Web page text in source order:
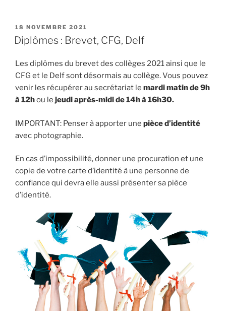
PUBLIÉ
LE
18 NOVEMBRE 2021
Diplômes : Brevet, CFG, Delf
Les diplômes du brevet des collèges 2021 ainsi que le
CFG et le Delf sont désormais au collège. Vous pouvez
venir les récupérer au secrétariat le mardi matin de 9h
à 12hou le jeudi après-midi de 14h à 16h30.
IMPORTANT: Penser à apporter une pièce d’identité
avec photographie.
En cas d’impossibilité, donner une procuration et une
copie de votre carte d’identité à une personne de
confiance qui devra elle aussi présenter sa pièce
d’identité.